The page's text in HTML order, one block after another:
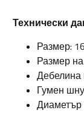
Технически
Размер:
Размер
Гумен
Диаметър